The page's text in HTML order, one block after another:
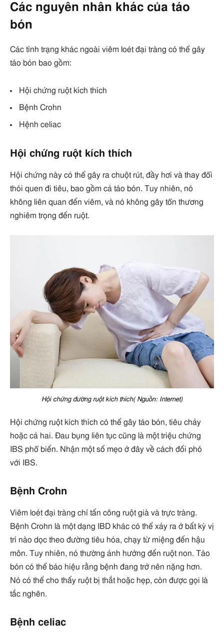
Các nguyên nhân khác của táo
bón
Các tình trạng khác ngoài viêm loét đại tràng có thể gây
táo bón bao gồm:
Hội chứng ruột kích thích
Bệnh Crohn
Hệnh celiac
Hội chứng ruột kích thích
Hội chứng này có thể gây ra chuột rút, đầy hơi và thay đổi
thói quen đi tiêu, bao gồm cả táo bón. Tuy nhiên, nó
không liên quan đến viêm, và nó không gây tổn thương
nghiêm trọng đến ruột.
Hội chứng đường ruột kích thích( Nguồn: Internet)
Hội chứng ruột kích thích có thể gây táo bón, tiêu chảy
hoặc cả hai. Đau bụng liên tục cũng là một triệu chứng
IBS phổ biến. Nhận một số mẹo ở đây về cách đối phó
với IBS.
Bệnh Crohn
Viêm loét đại tràng chỉ tấn công ruột già và trực tràng.
Bệnh Crohn là một dạng IBD khác có thể xảy ra ở bất kỳ vị
trí nào dọc theo đường tiêu hóa, chạy từ miệng đến hậu
môn. Tuy nhiên, nó thường ảnh hưởng đến ruột non. Táo
bón có thể báo hiệu rằng bệnh đang trở nên nặng hơn.
Nó có thể cho thấy ruột bị thắt hoặc hẹp, còn được gọi là
tắc nghẽn.
Bệnh celiac